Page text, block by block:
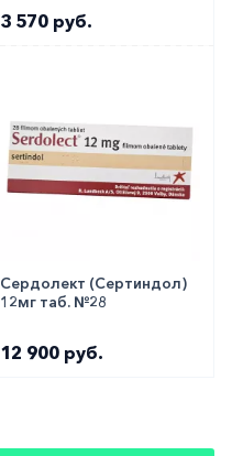
3 570 руб.
Сердолект (Сертиндол)
12мг таб. №28
12 900 руб.